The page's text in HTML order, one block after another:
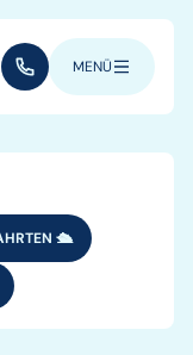
(+352) 28 32 6 - 334
MENÜ
🛳️